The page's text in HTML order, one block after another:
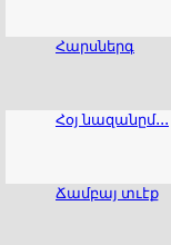
Հարսներգ
Հօյ նազանըմ․․․
Ճամբայ տւէք